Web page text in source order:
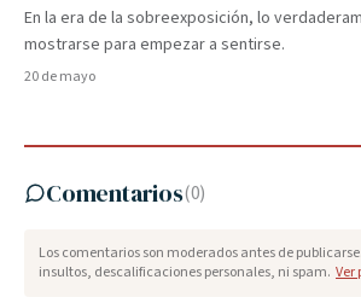
En la era de la sobreexposición, lo
mostrarse para empezar a sentirse.
20 de mayo
Comentarios(0)
Los comentarios son moderados antes de
insultos, descalificaciones personales, ni spam. Ver